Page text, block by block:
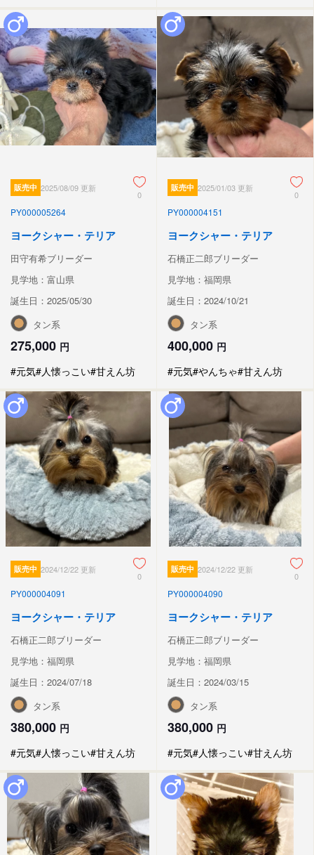
販売中 2025/08/09 更新
0
PY000005264
ヨークシャー・テリア
田守有希ブリーダー
見学地：富山県
誕生日：2025/05/30
タン系
275,000 円
#元気#人懐っこい#甘えん坊
販売中 2025/01/03 更新
0
PY000004151
ヨークシャー・テリア
石橋正二郎ブリーダー
見学地：福岡県
誕生日：2024/10/21
タン系
400,000 円
#元気#やんちゃ#甘えん坊
販売中 2024/12/22 更新
0
PY000004091
ヨークシャー・テリア
石橋正二郎ブリーダー
見学地：福岡県
誕生日：2024/07/18
タン系
380,000 円
#元気#人懐っこい#甘えん坊
販売中 2024/12/22 更新
0
PY000004090
ヨークシャー・テリア
石橋正二郎ブリーダー
見学地：福岡県
誕生日：2024/03/15
タン系
380,000 円
#元気#人懐っこい#甘えん坊